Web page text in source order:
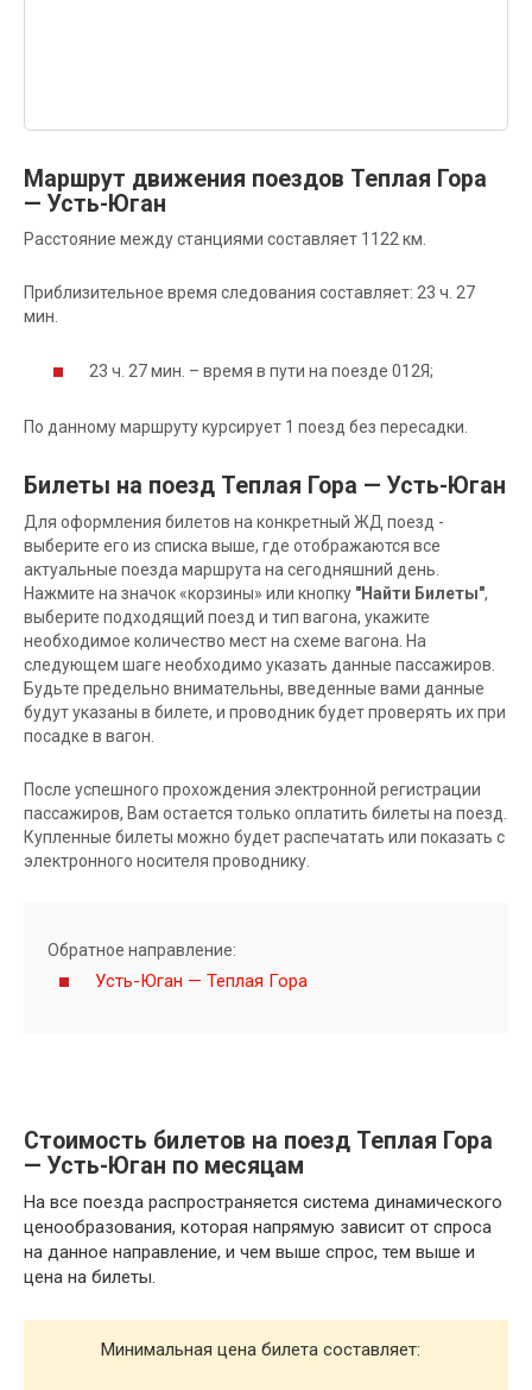
Маршрут движения поездов Теплая Гора
— Усть-Юган
Расстояние между станциями составляет 1122 км.
Приблизительное время следования составляет: 23 ч. 27
мин.
23 ч. 27 мин. – время в пути на поезде 012Я;
По данному маршруту курсирует 1 поезд без пересадки.
Билеты на поезд Теплая Гора — Усть-Юган
Для оформления билетов на конкретный ЖД поезд -
выберите его из списка выше, где отображаются все
актуальные поезда маршрута на сегодняшний день.
Нажмите на значок «корзины» или кнопку "Найти Билеты",
выберите подходящий поезд и тип вагона, укажите
необходимое количество мест на схеме вагона. На
следующем шаге необходимо указать данные пассажиров.
Будьте предельно внимательны, введенные вами данные
будут указаны в билете, и проводник будет проверять их при
посадке в вагон.
После успешного прохождения электронной регистрации
пассажиров, Вам остается только оплатить билеты на поезд.
Купленные билеты можно будет распечатать или показать с
электронного носителя проводнику.
Обратное направление:
Усть-Юган — Теплая Гора
Стоимость билетов на поезд Теплая Гора
— Усть-Юган по месяцам
На все поезда распространяется система динамического
ценообразования, которая напрямую зависит от спроса
на данное направление, и чем выше спрос, тем выше и
цена на билеты.
Минимальная цена билета составляет: